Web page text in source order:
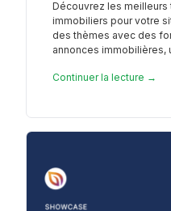
Découvrez les meilleurs
immobiliers pour votre
des thèmes avec des
annonces
Continuer la lecture →